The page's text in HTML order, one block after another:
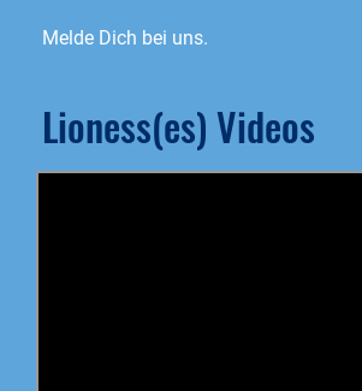
Melde Dich bei uns.
Lioness(es) Videos